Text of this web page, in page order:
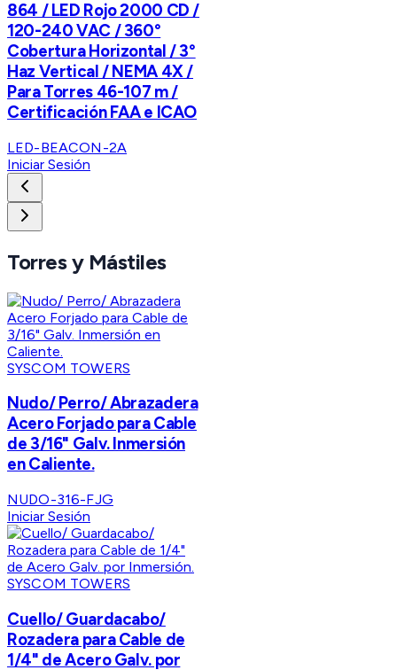
864 / LED Rojo 2000 CD /
120-240 VAC / 360°
Cobertura Horizontal / 3°
Haz Vertical / NEMA 4X /
Para Torres 46-107 m /
Certificación FAA e ICAO
LED-BEACON-2A
Iniciar Sesión
Torres y Mástiles
SYSCOM TOWERS
Nudo/ Perro/ Abrazadera
Acero Forjado para Cable
de 3/16" Galv. Inmersión
en Caliente.
NUDO-316-FJG
Iniciar Sesión
SYSCOM TOWERS
Cuello/ Guardacabo/
Rozadera para Cable de
1/4" de Acero Galv. por